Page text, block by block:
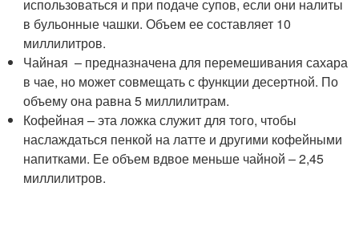
использоваться и при подаче супов, если они налиты
в бульонные чашки. Объем ее составляет 10
миллилитров.
Чайная – предназначена для перемешивания сахара
в чае, но может совмещать с функции десертной. По
объему она равна 5 миллилитрам.
Кофейная – эта ложка служит для того, чтобы
наслаждаться пенкой на латте и другими кофейными
напитками. Ее объем вдвое меньше чайной – 2,45
миллилитров.